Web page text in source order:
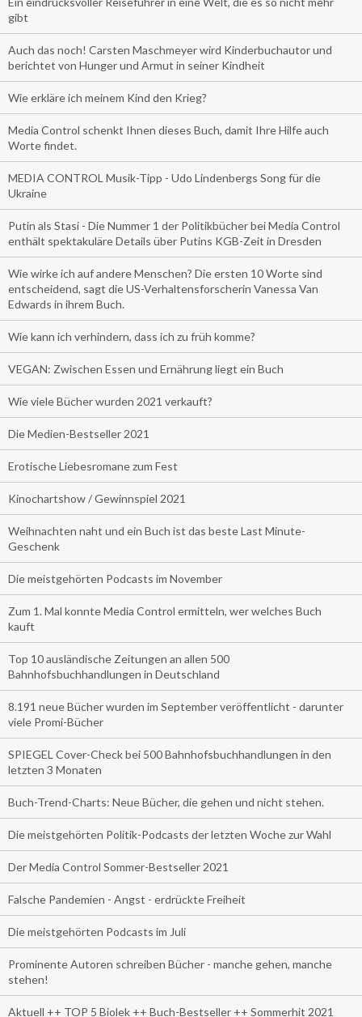
gibt
Auch das noch! Carsten Maschmeyer wird Kinderbuchautor und
berichtet von Hunger und Armut in seiner Kindheit
Wie erkläre ich meinem Kind den Krieg?
Media Control schenkt Ihnen dieses Buch, damit Ihre Hilfe auch
Worte findet.
MEDIA CONTROL Musik-Tipp - Udo Lindenbergs Song für die
Ukraine
Putin als Stasi - Die Nummer 1 der Politikbücher bei Media Control
enthält spektakuläre Details über Putins KGB-Zeit in Dresden
Wie wirke ich auf andere Menschen? Die ersten 10 Worte sind
entscheidend, sagt die US-Verhaltensforscherin Vanessa Van
Edwards in ihrem Buch.
Wie kann ich verhindern, dass ich zu früh komme?
VEGAN: Zwischen Essen und Ernährung liegt ein Buch
Wie viele Bücher wurden 2021 verkauft?
Die Medien-Bestseller 2021
Erotische Liebesromane zum Fest
Kinochartshow / Gewinnspiel 2021
Weihnachten naht und ein Buch ist das beste Last Minute-
Geschenk
Die meistgehörten Podcasts im November
Zum 1. Mal konnte Media Control ermitteln, wer welches Buch
kauft
Top 10 ausländische Zeitungen an allen 500
Bahnhofsbuchhandlungen in Deutschland
8.191 neue Bücher wurden im September veröffentlicht - darunter
viele Promi-Bücher
SPIEGEL Cover-Check bei 500 Bahnhofsbuchhandlungen in den
letzten 3 Monaten
Buch-Trend-Charts: Neue Bücher, die gehen und nicht stehen.
Die meistgehörten Politik-Podcasts der letzten Woche zur Wahl
Der Media Control Sommer-Bestseller 2021
Falsche Pandemien - Angst - erdrückte Freiheit
Die meistgehörten Podcasts im Juli
Prominente Autoren schreiben Bücher - manche gehen, manche
stehen!
Aktuell ++ TOP 5 Biolek ++ Buch-Bestseller ++ Sommerhit 2021